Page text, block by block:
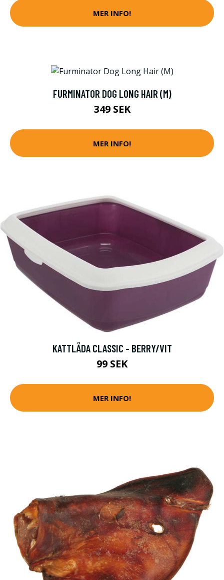
MER INFO!
FURMINATOR DOG LONG HAIR (M)
349 SEK
MER INFO!
KATTLÅDA CLASSIC - BERRY/VIT
99 SEK
MER INFO!